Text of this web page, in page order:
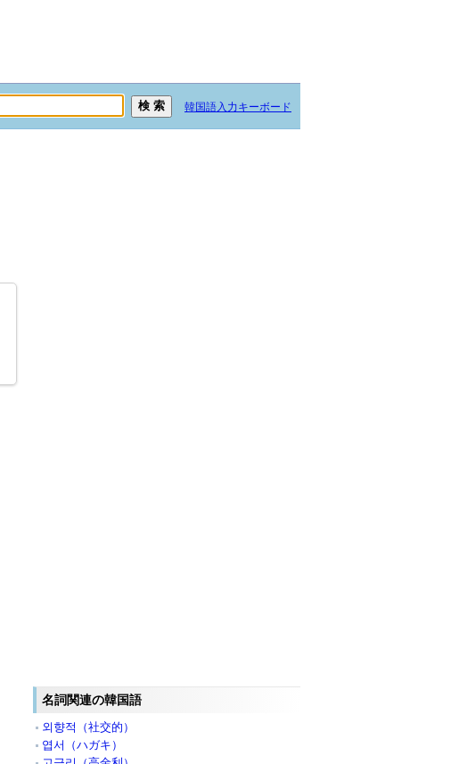
韓国語入力キーボード
名詞関連の韓国語
외향적（社交的）
엽서（ハガキ）